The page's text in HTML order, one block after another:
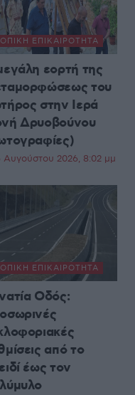
ΕΠΙΚΑΙΡΌΤΗΤΑ
εορτή της
του
στην Ιερά
Δρυοβούνου
Αυγούστου 2026, 8:02 μμ
ΕΠΙΚΑΙΡΌΤΗΤΑ
Οδός:
από το
έως τον